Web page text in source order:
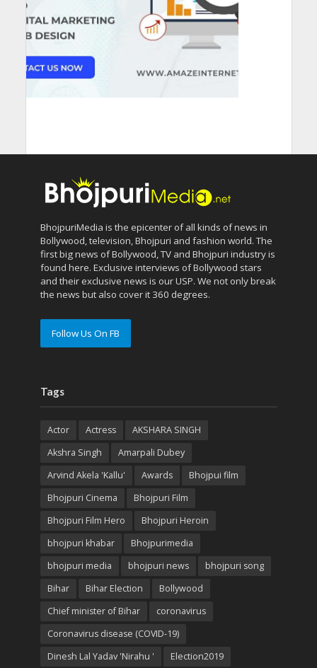
BhojpuriMedia is the epicenter of all kinds of news in
Bollywood, television, Bhojpuri and fashion world. The
first big news of Bollywood, TV and Bhojpuri industry is
found here. Exclusive interviews of Bollywood stars
and their exclusive news is our USP. We not only break
the news but also cover it 360 degrees.
Follow Us On FB
Tags
Actor Actress
AKSHARA SINGH
Akshra Singh
Amarpali Dubey
Arvind Akela 'Kallu'
Awards
Bhojpui film
Bhojpuri Cinema
Bhojpuri Film
Bhojpuri Film Hero
Bhojpuri Heroin
bhojpuri khabar
Bhojpurimedia
bhojpuri media
bhojpuri news
bhojpuri song
Bihar
Bihar Election
Bollywood
Chief minister of Bihar
coronavirus
Coronavirus disease (COVID-19)
Dinesh Lal Yadav 'Nirahu '
Election2019